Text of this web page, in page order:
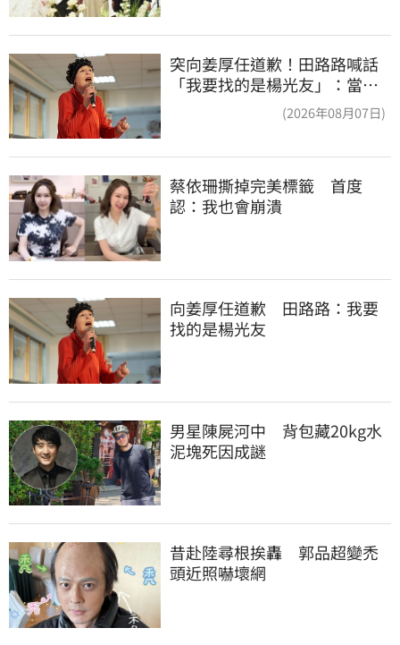
突向姜厚任道歉！田路路喊話
「我要找的是楊光友」：當時
(2026年08月07日)
蔡依珊撕掉完美標籤　首度
認：我也會崩潰
向姜厚任道歉　田路路：我要
找的是楊光友
男星陳屍河中　背包藏20kg水
泥塊死因成謎
昔赴陸尋根挨轟　郭品超變禿
頭近照嚇壞網